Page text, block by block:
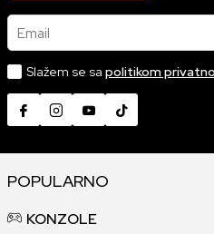
Email
Slažem se sa politikom
POPULARNO
KONZOLE